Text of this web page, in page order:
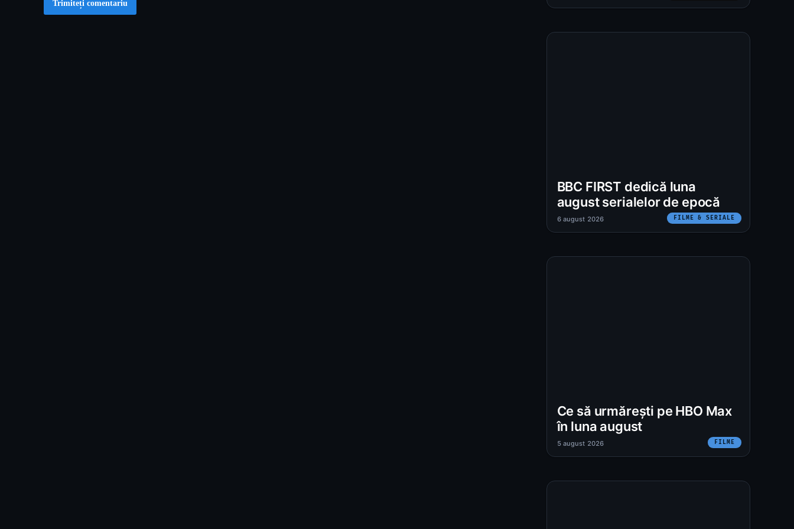
BBC FIRST dedică luna
august serialelor de epocă
FILME & SERIALE
6 august 2026
Ce să urmărești pe HBO Max
în luna august
FILME
5 august 2026